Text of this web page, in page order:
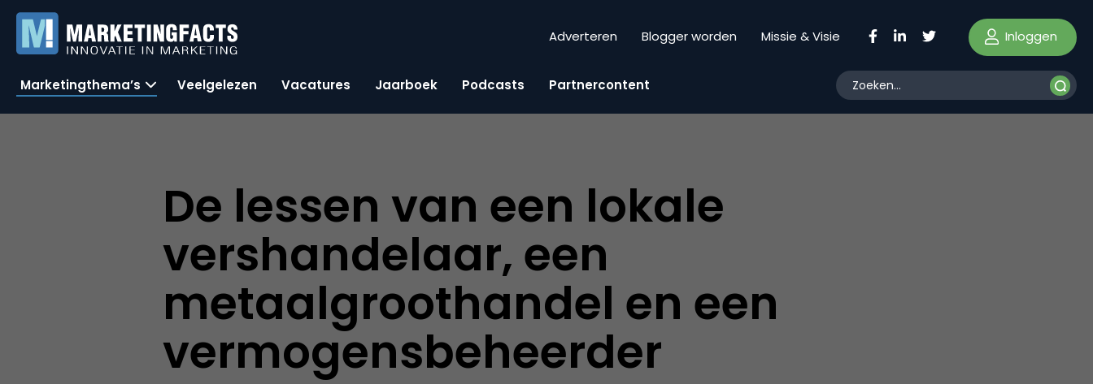
Adverteren Blogger worden Missie & Visie Inloggen
Marketingthema’s Veelgelezen Vacatures Jaarboek Podcasts Partnercontent
De lessen van een lokale
vershandelaar, een
metaalgroothandel en een
vermogensbeheerder